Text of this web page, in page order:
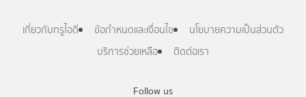
Follow us
เกี่ยวกับทรูไอดี ข้อกำหนดและเงื่อนไข
นโยบายความเป็นส่วนตัว
บริการช่วยเหลือ
ติดต่อเรา